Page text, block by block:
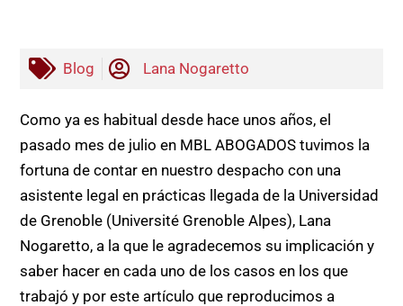
Blog Lana Nogaretto
Como ya es habitual desde hace unos años, el
pasado mes de julio en MBL ABOGADOS tuvimos la
fortuna de contar en nuestro despacho con una
asistente legal en prácticas llegada de la Universidad
de Grenoble (Université Grenoble Alpes), Lana
Nogaretto, a la que le agradecemos su implicación y
saber hacer en cada uno de los casos en los que
trabajó y por este artículo que reproducimos a